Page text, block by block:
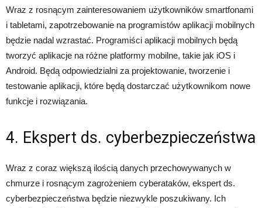
Wraz z rosnącym zainteresowaniem użytkowników smartfonami
i tabletami, zapotrzebowanie na programistów aplikacji mobilnych
będzie nadal wzrastać. Programiści aplikacji mobilnych będą
tworzyć aplikacje na różne platformy mobilne, takie jak iOS i
Android. Będą odpowiedzialni za projektowanie, tworzenie i
testowanie aplikacji, które będą dostarczać użytkownikom nowe
funkcje i rozwiązania.
4. Ekspert ds. cyberbezpieczeństwa
Wraz z coraz większą ilością danych przechowywanych w
chmurze i rosnącym zagrożeniem cyberataków, ekspert ds.
cyberbezpieczeństwa będzie niezwykle poszukiwany. Ich